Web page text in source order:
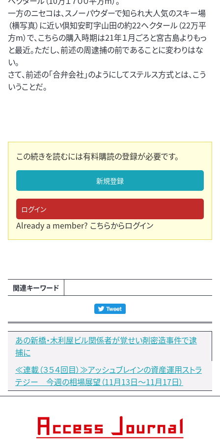
一方のニセコは、スノーパウダーで知られ大人気のスキー場
（横写真）に近い倶知安町字山田の約22ヘクタール（22万平
方m）で、こちらの購入時期は21年１月ごろと宮古島よりもっ
と最近。ただし、前述の周逮捕の前であることに変わりはな
い。
さて、前述の「合弁会社」のようにしてステルス方式とは、こう
いうことだ。
この続きを読むには有料購読の登録が必要です。
新規登録
ログイン
Already a member? こちらからログイン
関連キーワード
あの新橋・木利屋ビル関係者が覚せい剤密造事件で逮
捕に
≪連載（３５４回目）≫アッシュブレインの資産運用ストラ
テジー 今週の相場展望（11月13日～11月17日）